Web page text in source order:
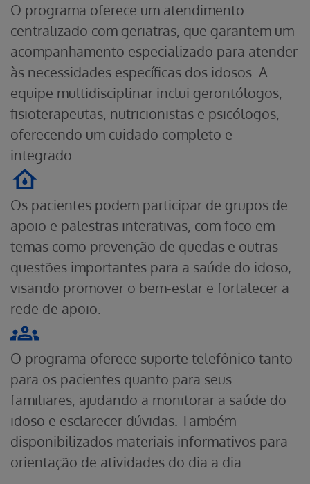
O programa oferece um atendimento
centralizado com geriatras, que garantem um
acompanhamento especializado para atender
às necessidades específicas dos idosos. A
equipe multidisciplinar inclui gerontólogos,
fisioterapeutas, nutricionistas e psicólogos,
oferecendo um cuidado completo e
integrado.
Os pacientes podem participar de grupos de
apoio e palestras interativas, com foco em
temas como prevenção de quedas e outras
questões importantes para a saúde do idoso,
visando promover o bem-estar e fortalecer a
rede de apoio.
O programa oferece suporte telefônico tanto
para os pacientes quanto para seus
familiares, ajudando a monitorar a saúde do
idoso e esclarecer dúvidas. Também
disponibilizados materiais informativos para
orientação de atividades do dia a dia.